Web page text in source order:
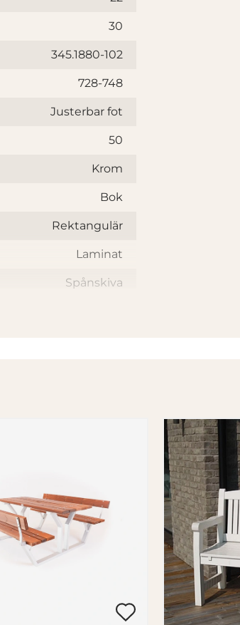
30
345.1880-102
728-748
Justerbar fot
50
Krom
Bok
Rektangulär
Laminat
Spånskiva